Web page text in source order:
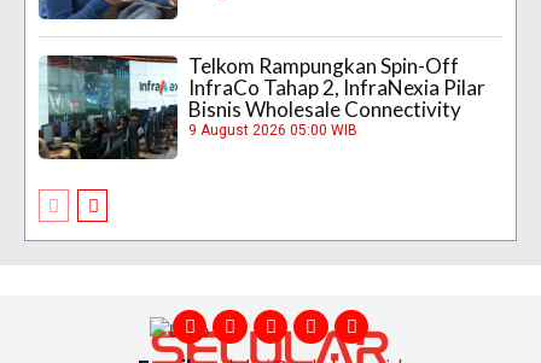
Telkom Rampungkan Spin-Off
InfraCo Tahap 2, InfraNexia Pilar
Bisnis Wholesale Connectivity
9 August 2026 05:00 WIB